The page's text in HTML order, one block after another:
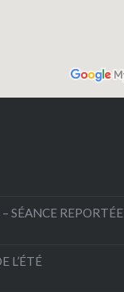
SÉANCE REPORTÉE
L’ÉTÉ